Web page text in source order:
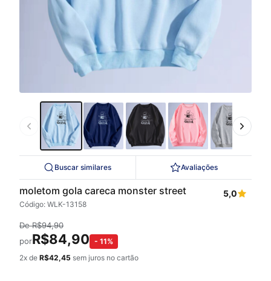
Buscar similares Avaliações
moletom gola careca monster street
Código: WLK-13158
5,0
DeR$94,90
porR$84,90 - 11%
2x de R$42,45 sem juros no cartão